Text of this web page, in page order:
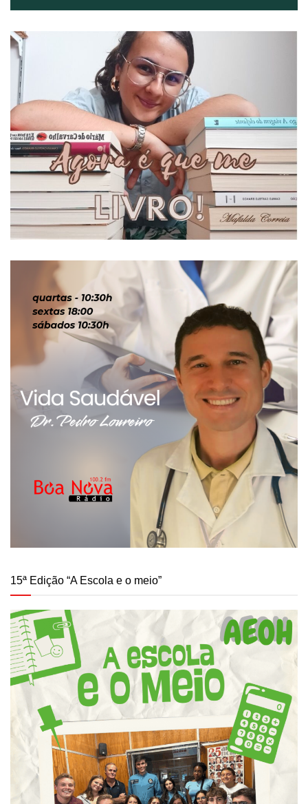
15ª Edição “A Escola e o meio”